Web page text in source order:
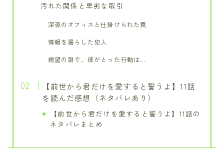
汚れた関係と卑劣な取引
深夜のオフィスと仕掛けられた罠
情報を漏らした犯人
絶望の淵で、彼がとった行動は…
【前世から君だけを愛すると誓うよ】11話
を読んだ感想（ネタバレあり）
【前世から君だけを愛すると誓うよ】11話の
ネタバレまとめ